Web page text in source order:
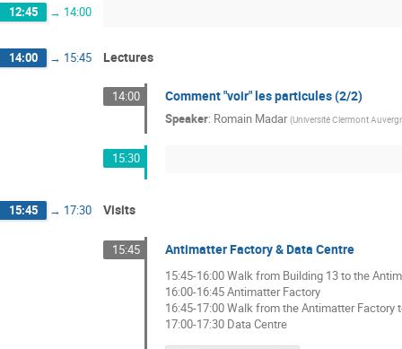
12:45 → 14:00
14:00 → 15:45 Lectures
14:00 Comment "voir" les particules (2/2)
Speaker: Romain Madar (Université Clermont
15:30
15:45 → 17:30 Visits
15:45 Antimatter Factory & Data Centre
15:45-16:00 Walk from Building 13 to the
16:00-16:45 Antimatter Factory
16:45-17:00 Walk from the Antimatter Factory
17:00-17:30 Data Centre